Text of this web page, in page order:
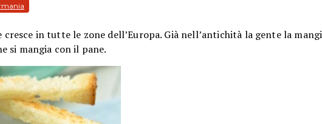
cresce in tutte le zone dell’Europa. Già nell’antichità la gente la
si mangia con il pane.